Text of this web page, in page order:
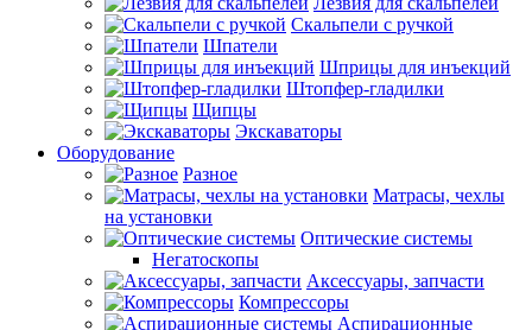
Скальпели с ручкой
Шпатели
Шприцы для инъекций
Штопфер-гладилки
Щипцы
Экскаваторы
Оборудование
Разное
Матрасы, чехлы
на установки
Оптические системы
Негатоскопы
Аксессуары, запчасти
Компрессоры
Аспирационные